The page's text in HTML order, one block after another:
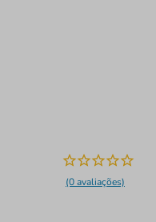
(0 avaliações)